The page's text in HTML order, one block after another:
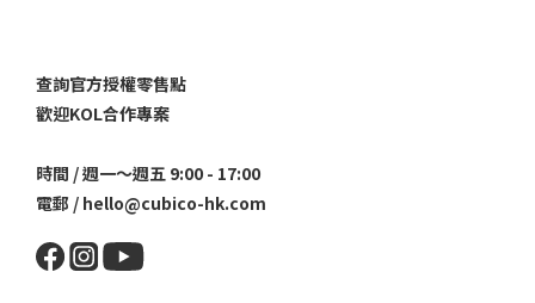
查詢官方授權零售點
歡迎KOL合作專案
時間 / 週一～週五 9:00 - 17:00
電郵 / hello@cubico-hk.com